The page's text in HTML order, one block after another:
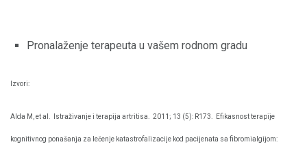
Pronalaženje terapeuta u vašem rodnom gradu
Izvori:
Alda M, et al. Istraživanje i terapija artritisa. 2011; 13 (5): R173. Efikasnost terapije
kognitivnog ponašanja za lečenje katastrofalizacije kod pacijenata sa fibromialgijom: